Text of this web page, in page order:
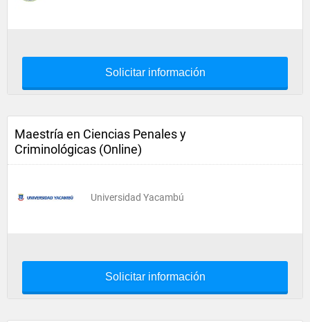
Solicitar información
Maestría en Ciencias Penales y
Criminológicas (Online)
Universidad Yacambú
Solicitar información